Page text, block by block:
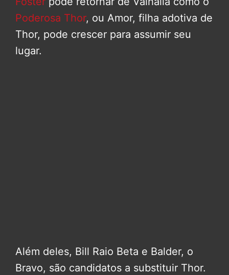
Poderosa Thor, ou Amor, filha adotiva de
Thor, pode crescer para assumir seu
lugar.
Além deles, Bill Raio Beta e Balder, o
Bravo, são candidatos a substituir Thor.